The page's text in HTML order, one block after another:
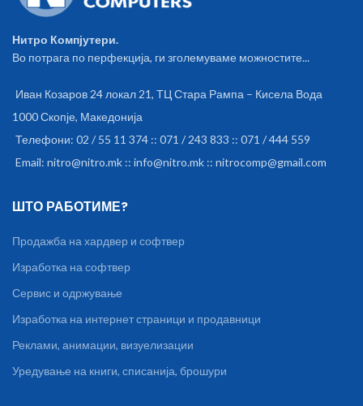
Нитро Компјутери.
Во потрага по перфекција, ги зголемуваме можностите...
Иван Козаров 24 локал 21, ТЦ Стара Рампа – Кисела Вода
1000 Скопје, Македонија
Телефони: 02 / 55 11 374 :: 071 / 243 833 :: 071 / 444 559
Email: nitro@nitro.mk :: info@nitro.mk :: nitrocomp@gmail.com
ШТО РАБОТИМЕ?
Продажба на хардвер и софтвер
Изработка на софтвер
Сервис и одржување
Изработка на интернет страници и продавници
Реклами, анимации, визуелизации
Уредување на книги, списанија, брошури